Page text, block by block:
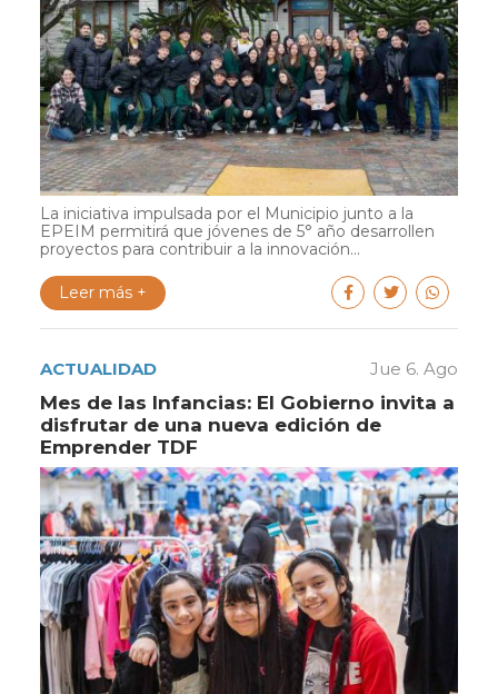
La iniciativa impulsada por el Municipio junto a la
EPEIM permitirá que jóvenes de 5° año desarrollen
proyectos para contribuir a la innovación...
Leer más +
ACTUALIDAD Jue 6. Ago
Mes de las Infancias: El Gobierno invita a
disfrutar de una nueva edición de
Emprender TDF